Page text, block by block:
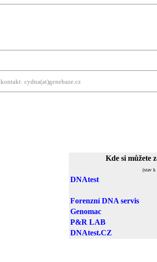
kontakt: cydna(at)genebaze.cz
Kde si můžete
(stav k
DNAtest
Forenzní DNA servis
Genomac
P&R LAB
DNAtest.CZ